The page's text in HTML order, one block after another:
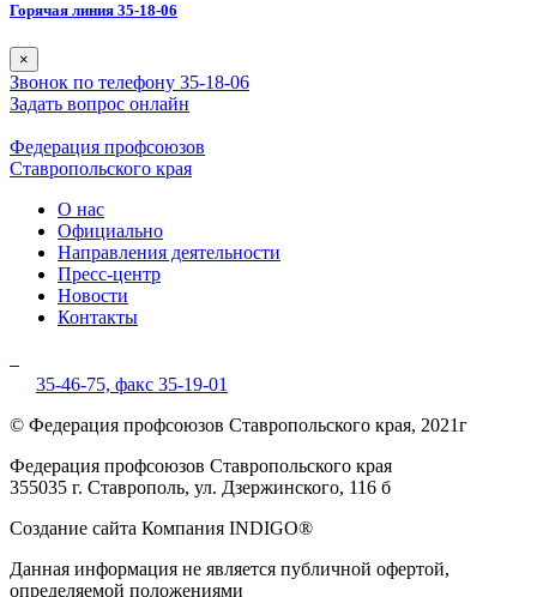
Горячая линия 35-18-06
×
Звонок по телефону 35-18-06
Задать вопрос онлайн
Федерация профсоюзов
Ставропольского края
О нас
Официально
Направления деятельности
Пресс-центр
Новости
Контакты
35-46-75, факс 35-19-01
© Федерация профсоюзов Ставропольского края, 2021г
Федерация профсоюзов Ставропольского края
355035 г. Ставрополь, ул. Дзержинского, 116 б
Создание сайта Компания INDIGO®
Данная информация не является публичной офертой,
определяемой положениями